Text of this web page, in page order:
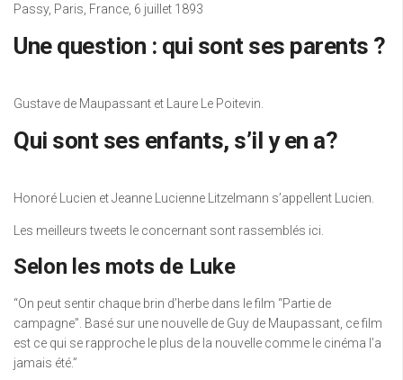
Passy, ​​Paris, France, 6 juillet 1893
Une question : qui sont ses parents ?
Gustave de Maupassant et Laure Le Poitevin.
Qui sont ses enfants, s’il y en a?
Honoré Lucien et Jeanne Lucienne Litzelmann s’appellent Lucien.
Les meilleurs tweets le concernant sont rassemblés ici.
Selon les mots de Luke
“On peut sentir chaque brin d’herbe dans le film “Partie de
campagne”. Basé sur une nouvelle de Guy de Maupassant, ce film
est ce qui se rapproche le plus de la nouvelle comme le cinéma l’a
jamais été.”